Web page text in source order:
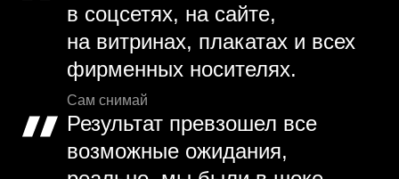
в соцсетях, на сайте,
на витринах, плакатах и всех
фирменных носителях.
Сам снимай
Результат превзошел все
возможные ожидания,